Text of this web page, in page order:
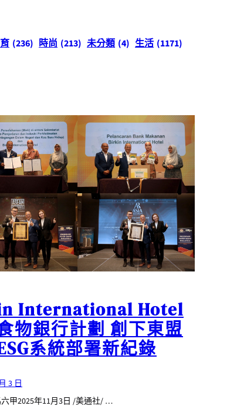
(236) 時尚 (213) 未分類 (4) 生活 (1171)
International Hotel
物銀行計劃 創下東盟
系統部署新紀錄
3 日
甲2025年11月3日 /美通社/ …